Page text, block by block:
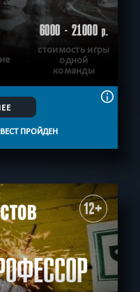
6000 - 21000р.
стоимость игры
одной
команды
ПРОЙДЕН
12+